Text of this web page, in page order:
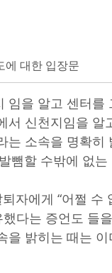
에 대한 입장문
임을 알고 센터
서 신천지임을
는 소속을 명확
뺌할 수밖에 없는
자에게 “어쩔
다는 증언도 들
을 밝히는 때는